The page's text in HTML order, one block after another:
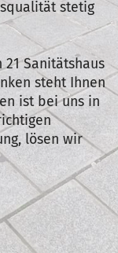
stetig
Sanitätshaus
steht Ihnen
ist bei uns in
lösen wir